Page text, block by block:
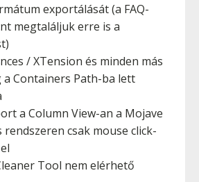
exportálását (a FAQ-
megtaláljuk erre is a
/ XTension és minden más
Containers Path-ba lett
a Column View-an a Mojave
rendszeren csak mouse click-
Tool nem elérhető